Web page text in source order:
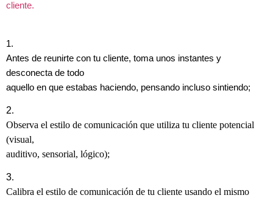
cliente.
1.
Antes de reunirte con tu cliente, toma unos instantes y
desconecta de todo
aquello en que estabas haciendo, pensando incluso sintiendo;
2.
Observa el estilo de comunicación que utiliza tu cliente potencial
(visual,
auditivo, sensorial, lógico);
3.
Calibra el estilo de comunicación de tu cliente usando el mismo